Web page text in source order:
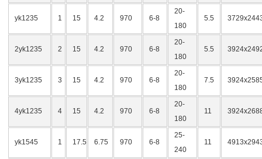
yk1235 1 15 4.2 970 6-8
20-
180
5.5
2yk1235 2 15 4.2 970 6-8
20-
180
5.5
3yk1235 3 15 4.2 970 6-8
20-
180
7.5
4yk1235 4 15 4.2 970 6-8
20-
180
11
yk1545 1 17.5 6.75 970 6-8
25-
240
11